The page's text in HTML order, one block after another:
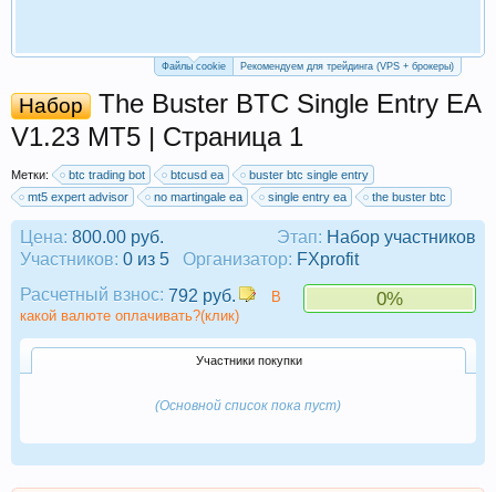
Файлы cookie Рекомендуем для трейдинга (VPS + брокеры)
Набор
The Buster BTC Single Entry EA
V1.23 MT5 | Страница 1
Метки: btc trading bot btcusd ea
buster btc single entry
mt5 expert advisor
no martingale ea single entry ea the buster btc
Этап: Набор участников
Цена: 800.00 руб.
Участников: 0 из 5 Организатор: FXprofit
0%
Расчетный взнос: 792 руб.
В
какой валюте оплачивать?(клик)
Участники покупки
(Основной список пока пуст)